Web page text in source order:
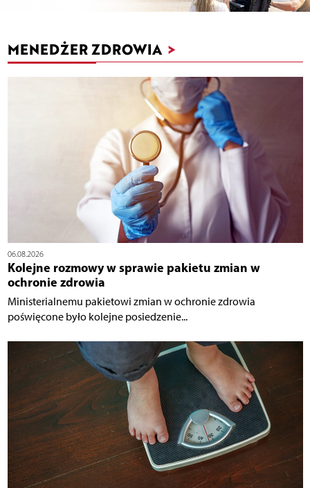
MENEDŻER ZDROWIA >
06.08.2026
Kolejne rozmowy w sprawie pakietu zmian w
ochronie zdrowia
Ministerialnemu pakietowi zmian w ochronie zdrowia
poświęcone było kolejne posiedzenie...